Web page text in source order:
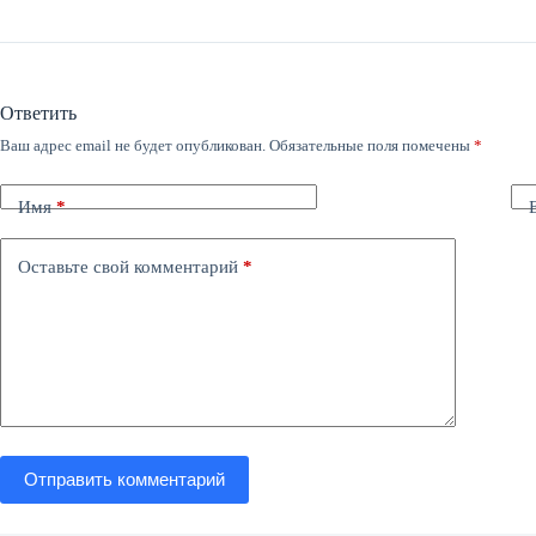
Ответить
Ваш адрес email не будет опубликован. Обязательные поля помечены *
Имя*
Оставьте свой комментарий *
Отправить комментарий